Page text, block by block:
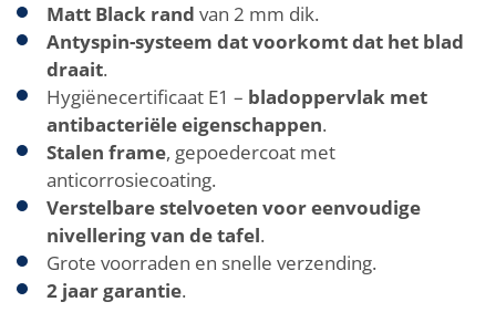
Matt Black rand van 2 mm dik.
Antyspin-systeem dat voorkomt dat het blad
draait.
Hygiënecertificaat E1 – bladoppervlak met
antibacteriële eigenschappen.
Stalen frame, gepoedercoat met
anticorrosiecoating.
Verstelbare stelvoeten voor eenvoudige
nivellering van de tafel.
Grote voorraden en snelle verzending.
2 jaar garantie.